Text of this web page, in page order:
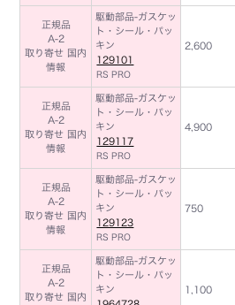
正規品
A-2
取り寄せ 国内
情報
駆動部品-ガスケッ
ト・シール・パッ
キン
129101
RS PRO
2,600
正規品
A-2
取り寄せ 国内
情報
駆動部品-ガスケッ
ト・シール・パッ
キン
129117
RS PRO
4,900
正規品
A-2
取り寄せ 国内
情報
駆動部品-ガスケッ
ト・シール・パッ
キン
129123
RS PRO
750
正規品
A-2
取り寄せ 国内
駆動部品-ガスケッ
ト・シール・パッ
キン
1,100